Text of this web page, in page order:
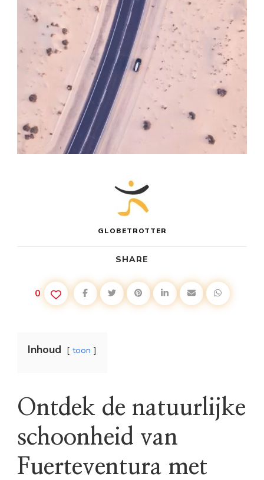
GLOBETROTTER
SHARE
0
Inhoud toon
Ontdek de natuurlijke
schoonheid van
Fuerteventura met